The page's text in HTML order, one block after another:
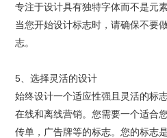
专注于设计具有独特字体而不是元素
当您开始设计标志时，请确保不要
志。
5、选择灵活的设计
始终设计一个适应性强且灵活的标
在线和离线营销。您需要一个适合
传单，广告牌等的标志。您的标志